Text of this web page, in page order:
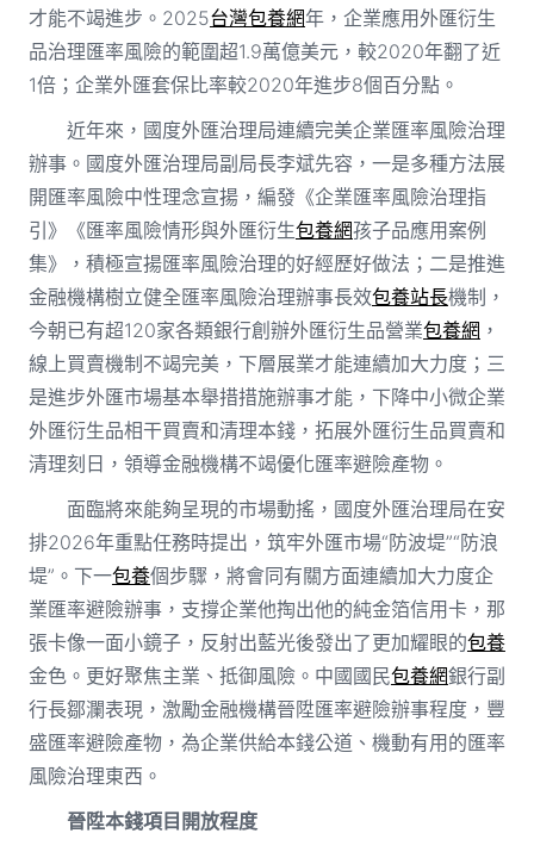
才能不竭進步。2025台灣包養網年，企業應用外匯衍生
品治理匯率風險的範圍超1.9萬億美元，較2020年翻了近
1倍；企業外匯套保比率較2020年進步8個百分點。
近年來，國度外匯治理局連續完美企業匯率風險治理
辦事。國度外匯治理局副局長李斌先容，一是多種方法展
開匯率風險中性理念宣揚，編發《企業匯率風險治理指
引》《匯率風險情形與外匯衍生包養網孩子品應用案例
集》，積極宣揚匯率風險治理的好經歷好做法；二是推進
金融機構樹立健全匯率風險治理辦事長效包養站長機制，
今朝已有超120家各類銀行創辦外匯衍生品營業包養網 ，
線上買賣機制不竭完美，下層展業才能連續加大力度；三
是進步外匯市場基本舉措措施辦事才能，下降中小微企業
外匯衍生品相干買賣和清理本錢，拓展外匯衍生品買賣和
清理刻日，領導金融機構不竭優化匯率避險產物。
面臨將來能夠呈現的市場動搖，國度外匯治理局在安
排2026年重點任務時提出，筑牢外匯市場“防波堤”“防浪
堤”。下一包養個步驟，將會同有關方面連續加大力度企
業匯率避險辦事，支撐企業他掏出他的純金箔信用卡，那
張卡像一面小鏡子，反射出藍光後發出了更加耀眼的包養
金色。更好聚焦主業、抵御風險。中國國民包養網銀行副
行長鄒瀾表現，激勵金融機構晉陞匯率避險辦事程度，豐
盛匯率避險產物，為企業供給本錢公道、機動有用的匯率
風險治理東西。
晉陞本錢項目開放程度